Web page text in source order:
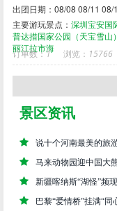
出团日期：08/08 08/11
主要游玩景点：深圳宝安国
普达措国家公园（天宝雪山）
丽江拉市海
订单数：1 浏览： 15766
景区资讯
说十个河南最美的旅
马来动物园迎中国大
新疆喀纳斯“湖怪”频现
巴黎“爱情桥”挂满“